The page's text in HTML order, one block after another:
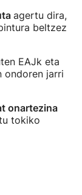
agertu dira,
beltzez
EAJk eta
ondoren jarri
onartezina
tokiko